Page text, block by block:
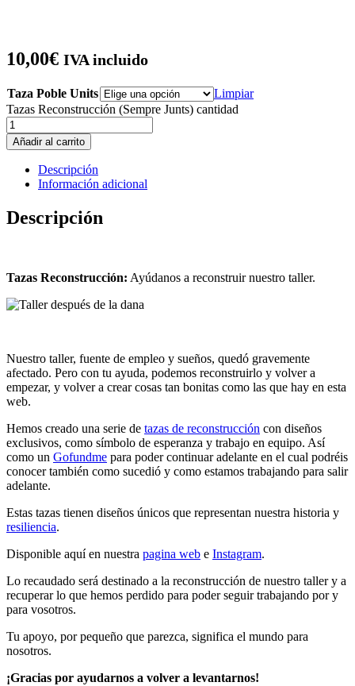
10,00€ IVA incluido
Taza Poble Units
Limpiar
Tazas Reconstrucción (Sempre Junts) cantidad
Añadir al carrito
Descripción
Información adicional
Descripción
Tazas Reconstrucción: Ayúdanos a reconstruir nuestro taller.
Nuestro taller, fuente de empleo y sueños, quedó gravemente
afectado. Pero con tu ayuda, podemos reconstruirlo y volver a
empezar, y volver a crear cosas tan bonitas como las que hay en esta
web.
Hemos creado una serie de tazas de reconstrucción con diseños
exclusivos, como símbolo de esperanza y trabajo en equipo. Así
como un Gofundme para poder continuar adelante en el cual podréis
conocer también como sucedió y como estamos trabajando para salir
adelante.
Estas tazas tienen diseños únicos que representan nuestra historia y
resiliencia.
Disponible aquí en nuestra pagina web e Instagram.
Lo recaudado será destinado a la reconstrucción de nuestro taller y a
recuperar lo que hemos perdido para poder seguir trabajando por y
para vosotros.
Tu apoyo, por pequeño que parezca, significa el mundo para
nosotros.
¡Gracias por ayudarnos a volver a levantarnos!